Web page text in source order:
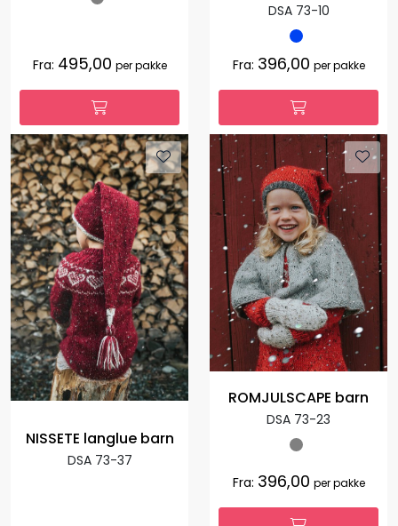
Fra: 495,00 per pakke
DSA 73-10
Fra: 396,00 per pakke
NISSETE langlue barn
DSA 73-37
ROMJULSCAPE barn
DSA 73-23
Fra: 396,00 per pakke